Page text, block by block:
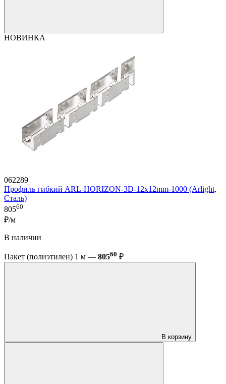
НОВИНКА
062289
Профиль гибкий ARL-HORIZON-3D-12x12mm-1000 (Arlight,
Сталь)
80560
₽/м
В наличии
Пакет (полиэтилен) 1 м — 80560 ₽
В корзину